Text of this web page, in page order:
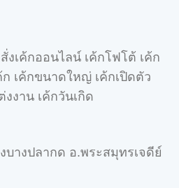
งเค้กออนไลน์ เค้กโฟโต้ เค้ก
เค้กขนาดใหญ่ เค้กเปิดตัว
งาน เค้กวันเกิด
บางปลากด อ.พระสมุทรเจดีย์